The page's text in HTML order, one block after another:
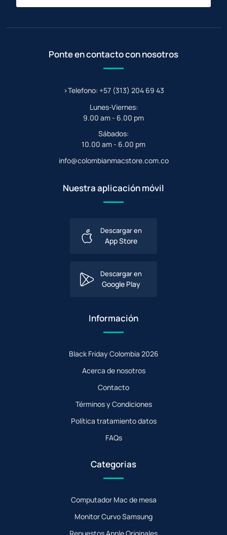
Ponte en contacto con nosotros
>Telefono: +57 (313) 204 69 43
Lunes-Viernes:
9.00 am - 6.00 pm
Sábados:
10.00 am - 6.00 pm
info@colombianmacstore.com.co
Nuestra aplicación móvil
Descargar en
App Store
Descargar en
Google Play
Información
Black Friday Colombia 2026
Acerca de nosotros
Contacto
Términos y Condiciones
Política tratamiento datos
FAQs
Categorias
Computador Mac de mesa
Monitor Curvo Samsung
Repuestos Apple Originales